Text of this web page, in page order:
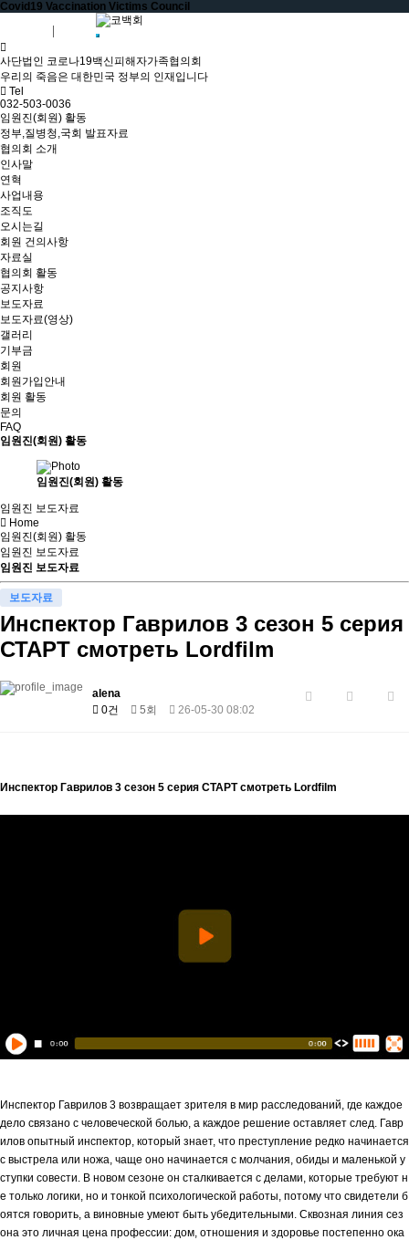
Covid19 Vaccination Victims Council
사단법인 코로나19백신피해자가족협의회
우리의 죽음은 대한민국 정부의 인재입니다
Tel
032-503-0036
임원진(회원) 활동
정부,질병청,국회 발표자료
협의회 소개
인사말
연혁
사업내용
조직도
오시는길
회원 건의사항
자료실
협의회 활동
공지사항
보도자료
보도자료(영상)
갤러리
기부금
회원
회원가입안내
회원 활동
문의
FAQ
임원진(회원) 활동
임원진(회원) 활동
임원진 보도자료
Home
임원진(회원) 활동
임원진 보도자료
임원진 보도자료
보도자료
Инспектор Гаврилов 3 сезон 5 серия
СТАРТ смотреть Lordfilm
alena
0건
5회 26-05-30 08:02
Инспектор Гаврилов 3 сезон 5 серия СТАРТ смотреть Lordfilm
Инспектор Гаврилов 3 возвращает зрителя в мир расследований, где каждое
дело связано с человеческой болью, а каждое решение оставляет след. Гавр
илов опытный инспектор, который знает, что преступление редко начинается
с выстрела или ножа, чаще оно начинается с молчания, обиды и маленькой у
ступки совести. В новом сезоне он сталкивается с делами, которые требуют н
е только логики, но и тонкой психологической работы, потому что свидетели б
оятся говорить, а виновные умеют быть убедительными. Сквозная линия сез
она это личная цена профессии: дом, отношения и здоровье постепенно ока